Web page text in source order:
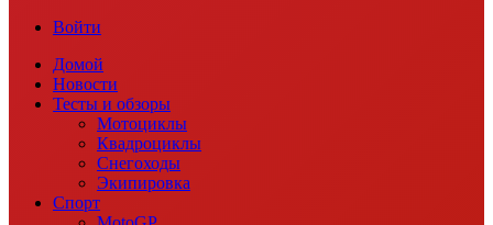
Войти
Домой
Новости
Тесты и обзоры
Мотоциклы
Квадроциклы
Снегоходы
Экипировка
Спорт